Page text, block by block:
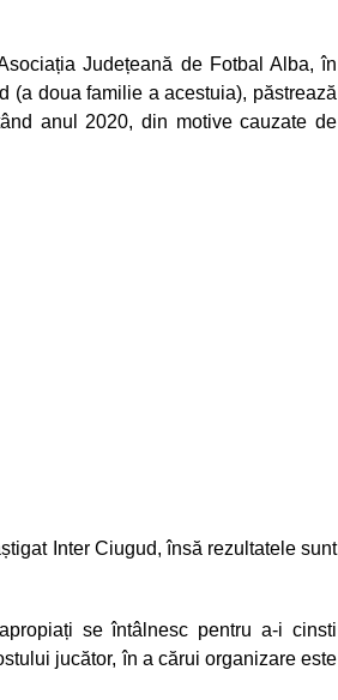
Județeană de Fotbal Alba, în
(a doua familie a acestuia), păstrează
anul 2020, din motive cauzate de
Inter Ciugud, însă rezultatele sunt
se întâlnesc pentru a-i cinsti
jucător, în a cărui organizare este